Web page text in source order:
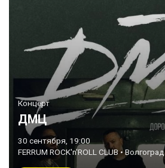
Концерт
ДМЦ
30 сентября, 19:00
FERRUM ROCK'n'ROLL CLUB • Волгоград